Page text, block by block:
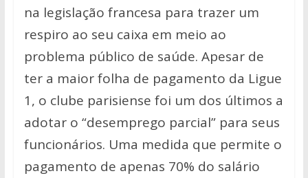
na legislação francesa para trazer um
respiro ao seu caixa em meio ao
problema público de saúde. Apesar de
ter a maior folha de pagamento da Ligue
1, o clube parisiense foi um dos últimos a
adotar o “desemprego parcial” para seus
funcionários. Uma medida que permite o
pagamento de apenas 70% do salário